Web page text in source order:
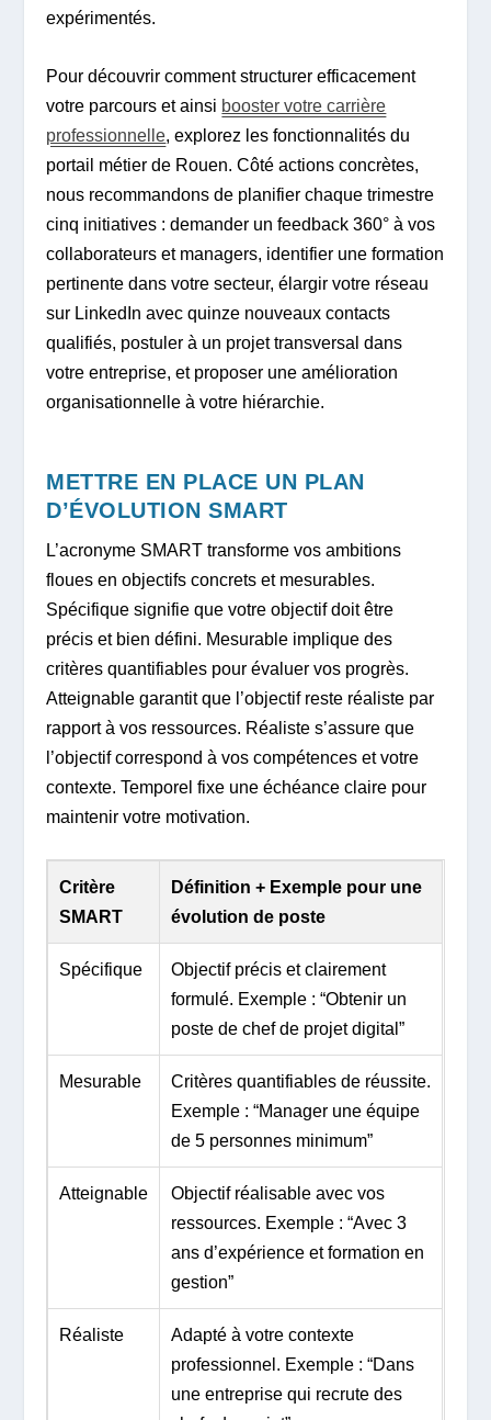
expérimentés.
Pour découvrir comment structurer efficacement
votre parcours et ainsi booster votre carrière
professionnelle, explorez les fonctionnalités du
portail métier de Rouen. Côté actions concrètes,
nous recommandons de planifier chaque trimestre
cinq initiatives : demander un feedback 360° à vos
collaborateurs et managers, identifier une formation
pertinente dans votre secteur, élargir votre réseau
sur LinkedIn avec quinze nouveaux contacts
qualifiés, postuler à un projet transversal dans
votre entreprise, et proposer une amélioration
organisationnelle à votre hiérarchie.
METTRE EN PLACE UN PLAN
D’ÉVOLUTION SMART
L’acronyme SMART transforme vos ambitions
floues en objectifs concrets et mesurables.
Spécifique signifie que votre objectif doit être
précis et bien défini. Mesurable implique des
critères quantifiables pour évaluer vos progrès.
Atteignable garantit que l’objectif reste réaliste par
rapport à vos ressources. Réaliste s’assure que
l’objectif correspond à vos compétences et votre
contexte. Temporel fixe une échéance claire pour
maintenir votre motivation.
Critère
SMART
Définition + Exemple pour une
évolution de poste
Spécifique
Objectif précis et clairement
formulé. Exemple : “Obtenir un
poste de chef de projet digital”
Mesurable
Critères quantifiables de réussite.
Exemple : “Manager une équipe
de 5 personnes minimum”
Atteignable
Objectif réalisable avec vos
ressources. Exemple : “Avec 3
ans d’expérience et formation en
gestion”
Réaliste
Adapté à votre contexte
professionnel. Exemple : “Dans
une entreprise qui recrute des